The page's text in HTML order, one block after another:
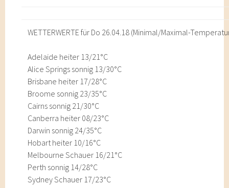
WETTERWERTE für Do 26.04.18 (Minimal/Maximal-
Adelaide heiter 13/21°C
Alice Springs sonnig 13/30°C
Brisbane heiter 17/28°C
Broome sonnig 23/35°C
Cairns sonnig 21/30°C
Canberra heiter 08/23°C
Darwin sonnig 24/35°C
Hobart heiter 10/16°C
Melbourne Schauer 16/21°C
Perth sonnig 14/28°C
Sydney Schauer 17/23°C